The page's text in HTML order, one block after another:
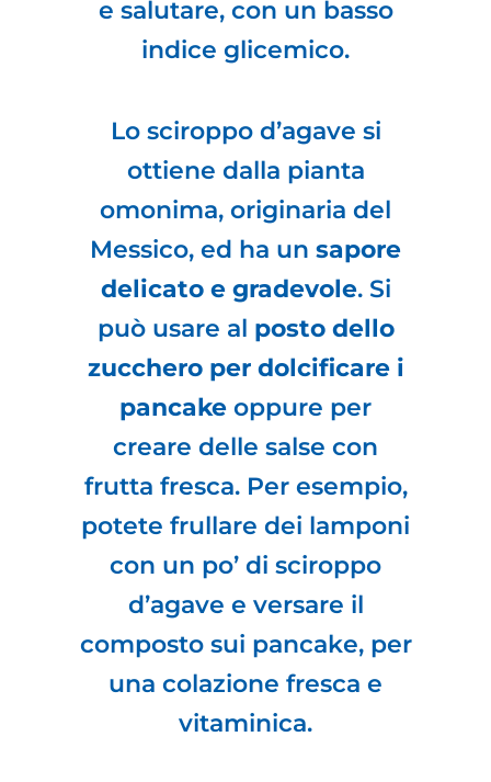
e salutare, con un basso
indice glicemico.
Lo sciroppo d’agave si
ottiene dalla pianta
omonima, originaria del
Messico, ed ha un sapore
delicato e gradevole. Si
può usare al posto dello
zucchero per dolcificare i
pancake oppure per
creare delle salse con
frutta fresca. Per esempio,
potete frullare dei lamponi
con un po’ di sciroppo
d’agave e versare il
composto sui pancake, per
una colazione fresca e
vitaminica.